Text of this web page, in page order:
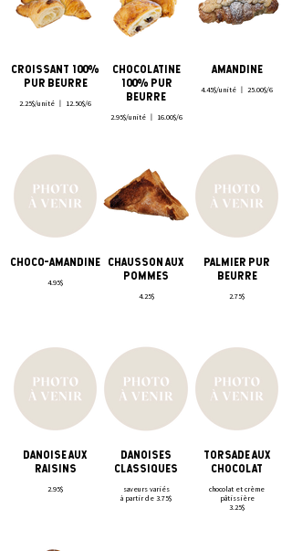
CROISSANT 100%
PUR BEURRE
2.25$/unité 〡 12.50$/6
CHOCOLATINE
100% PUR
BEURRE
2.95$/unité 〡 16.00$/6
AMANDINE
4.45$/unité 〡 25.00$/6
CHOCO-AMANDINE
4.95$
CHAUSSON AUX
POMMES
4.25$
PALMIER PUR
BEURRE
2.75$
DANOISE AUX
RAISINS
2.95$
DANOISES
CLASSIQUES
saveurs variés
à partir de 3.75$
TORSADE AUX
CHOCOLAT
chocolat et crème
pâtissière
3.25$